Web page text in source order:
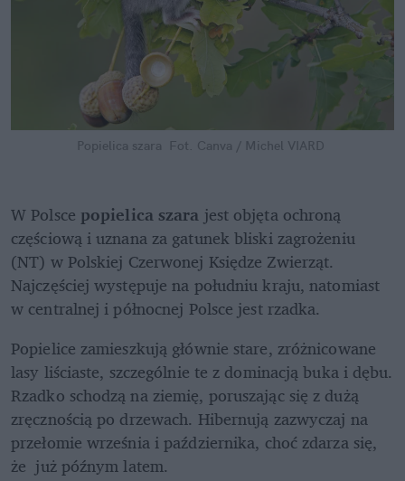
Popielica szara Fot. Canva / Michel VIARD
W Polsce popielica szara jest objęta ochroną
częściową i uznana za gatunek bliski zagrożeniu
(NT) w Polskiej Czerwonej Księdze Zwierząt.
Najczęściej występuje na południu kraju, natomiast
w centralnej i północnej Polsce jest rzadka.
Popielice zamieszkują głównie stare, zróżnicowane
lasy liściaste, szczególnie te z dominacją buka i dębu.
Rzadko schodzą na ziemię, poruszając się z dużą
zręcznością po drzewach. Hibernują zazwyczaj na
przełomie września i października, choć zdarza się,
że  już późnym latem.